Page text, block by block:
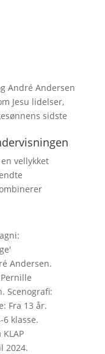
André Andersen
Jesu lidelser,
sidste
vellykket
Andersen.
Scenografi:
Fra 13 år.
klasse.
2024.